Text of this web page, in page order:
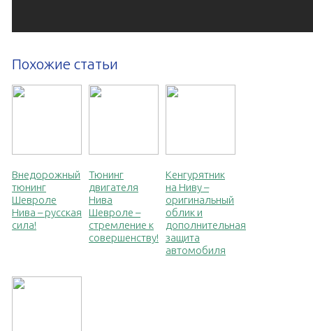
Похожие статьи
Внедорожный
тюнинг
Шевроле
Нива – русская
сила!
Тюнинг
двигателя
Нива
Шевроле –
стремление к
совершенству!
Кенгурятник
на Ниву –
оригинальный
облик и
дополнительная
защита
автомобиля